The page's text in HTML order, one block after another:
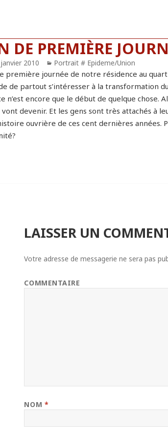
DE PREMIÈRE
2010 Catégories
Portrait # Epideme/Union
première journée de notre résidence au
de partout s’intéresser à la transformation
n’est encore que le début de quelque chose.
vont devenir. Et les gens sont très attachés à
ouvrière de ces cent dernières années.
LAISSER UN
Votre adresse de messagerie ne sera pas
COMMENTAIRE
NOM *